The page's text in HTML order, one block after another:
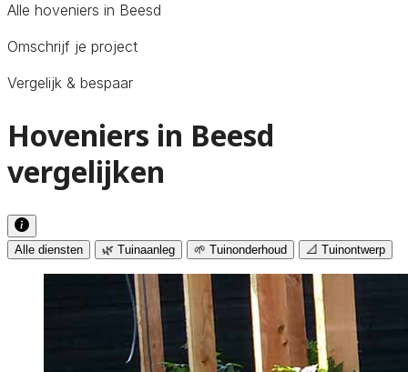
Alle hoveniers in Beesd
Omschrijf je project
Vergelijk & bespaar
Hoveniers in Beesd
vergelijken
Alle diensten 🌿 Tuinaanleg 🌱 Tuinonderhoud 📐 Tuinontwerp